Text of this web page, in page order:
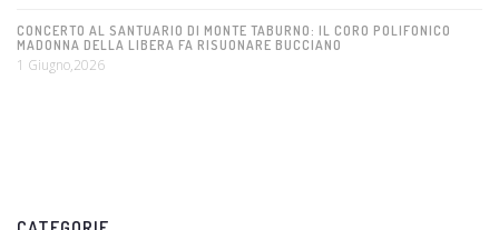
CONCERTO AL SANTUARIO DI MONTE TABURNO: IL CORO POLIFONICO
MADONNA DELLA LIBERA FA RISUONARE BUCCIANO
1 Giugno,2026